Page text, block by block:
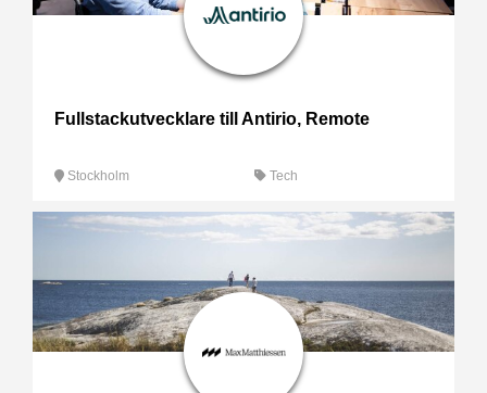
Fullstackutvecklare till Antirio, Remote
Stockholm Tech